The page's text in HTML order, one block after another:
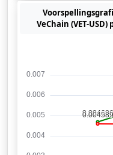
VeChain (VET-